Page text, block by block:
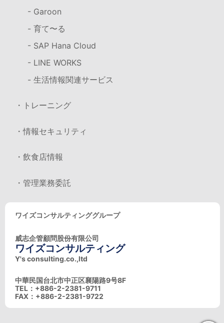
- Garoon
- 育て〜る
- SAP Hana Cloud
- LINE WORKS
- 生活情報関連サービス
・トレーニング
・情報セキュリティ
・飲食店情報
・管理業務委託
ワイズコンサルティンググループ
威志企管顧問股份有限公司
ワイズコンサルティング
Y's consulting.co.,ltd
中華民国台北市中正区襄陽路9号8F
TEL：+886-2-2381-9711
FAX：+886-2-2381-9722